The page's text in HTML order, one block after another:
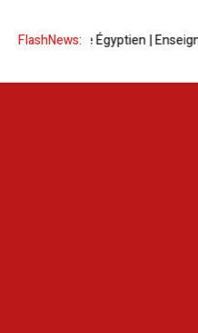
FlashNews:
Musée Égyptien |